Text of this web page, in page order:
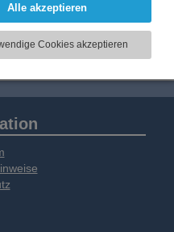
Dabei werden ggf.
zu Ihrer Verwendung unserer
Werbung und Analysen
Unsere Partner führen diese
möglicherweise mit weiteren
die Sie bereitgestellt haben
Rahmen Ihrer Nutzung der
haben.
Alle akzeptieren
Cookies akzeptieren
Tonstudio
Basar